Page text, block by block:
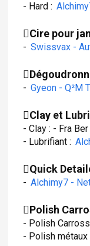
- Hard :
Cire pour
- Swissvax -
- Gyeon - Q²M
Clay et
- Clay : - Fra
- Lubrifiant :
Quick
- Alchimy7 -
Polish
- Polish
- Polish métaux